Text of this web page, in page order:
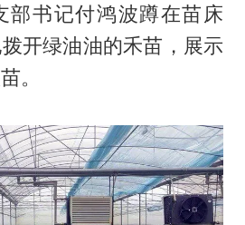
部书记付鸿波蹲在苗床
开绿油油的禾苗，展示
。